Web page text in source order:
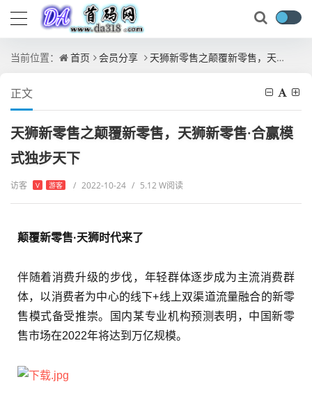
当前位置： 首页 会员分享 天狮新零售之颠覆新零售，天狮新零售·合赢模式独步天下
正文
天狮新零售之颠覆新零售，天狮新零售·合赢模
式独步天下
访客 V 游客 / 2022-10-24 / 5.12 W阅读
颠覆新零售·天狮时代来了
伴随着消费升级的步伐，年轻群体逐步成为主流消费群
体，以消费者为中心的线下+线上双渠道流量融合的新零
售模式备受推崇。国内某专业机构预测表明，中国新零
售市场在2022年将达到万亿规模。